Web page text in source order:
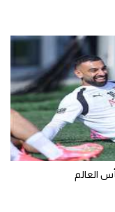
العالم